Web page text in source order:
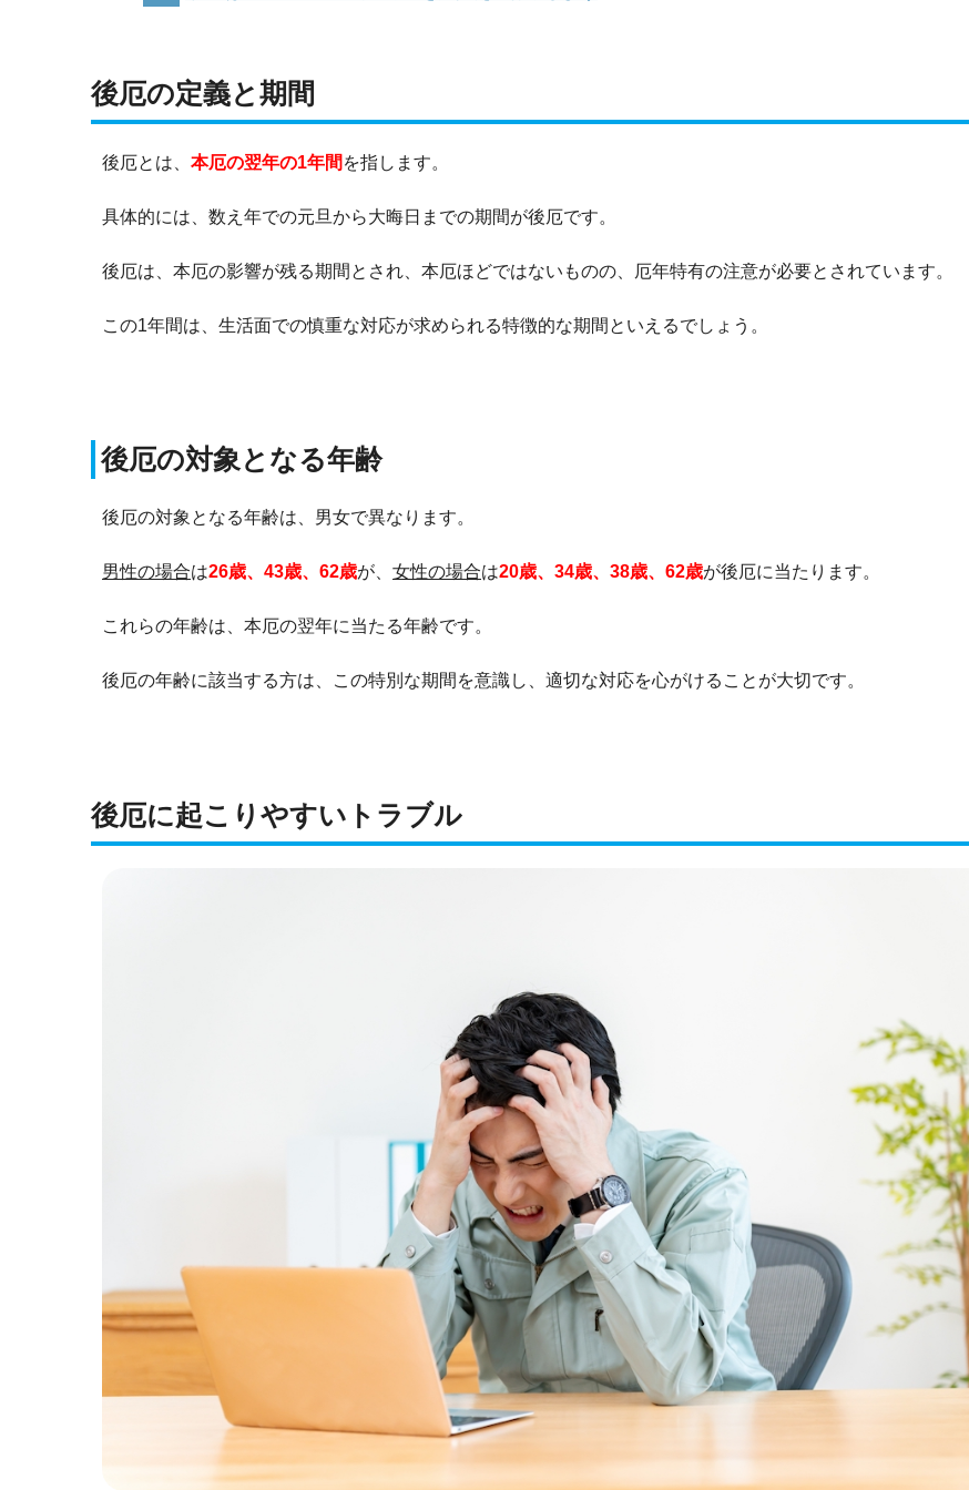
後厄の定義と期間
後厄とは、 本厄の翌年の1年間 を指します。
具体的には、数え年での元旦から大晦日までの期間が後厄です。
後厄は、本厄の影響が残る期間とされ、本厄ほどではないものの、厄年特有の注意が必要とされています。
この1年間は、生活面での慎重な対応が求められる特徴的な期間といえるでしょう。
後厄の対象となる年齢
後厄の対象となる年齢は、男女で異なります。
男性の場合は26歳、43歳、62歳が、 女性の場合は20歳、34歳、38歳、62歳が後厄に当たります。
これらの年齢は、本厄の翌年に当たる年齢です。
後厄の年齢に該当する方は、この特別な期間を意識し、適切な対応を心がけることが大切です。
後厄に起こりやすいトラブル